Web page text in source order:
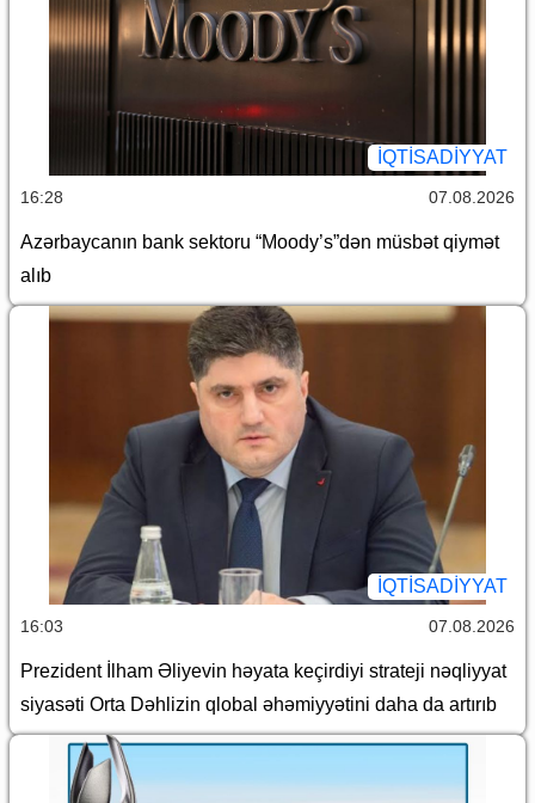
İQTİSADİYYAT
16:28 07.08.2026
Azərbaycanın bank sektoru “Moody’s”dən müsbət qiymət
alıb
İQTİSADİYYAT
16:03 07.08.2026
Prezident İlham Əliyevin həyata keçirdiyi strateji nəqliyyat
siyasəti Orta Dəhlizin qlobal əhəmiyyətini daha da artırıb